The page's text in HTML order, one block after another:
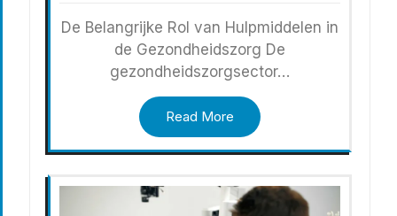
De Belangrijke Rol van Hulpmiddelen in
de Gezondheidszorg De
gezondheidszorgsector…
Read More